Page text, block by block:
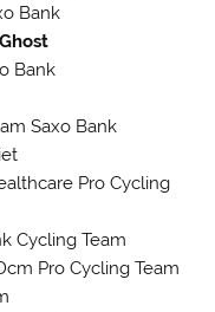
Bank
Bank
Saxo Bank
Pro Cycling
Cycling Team
Pro Cycling Team